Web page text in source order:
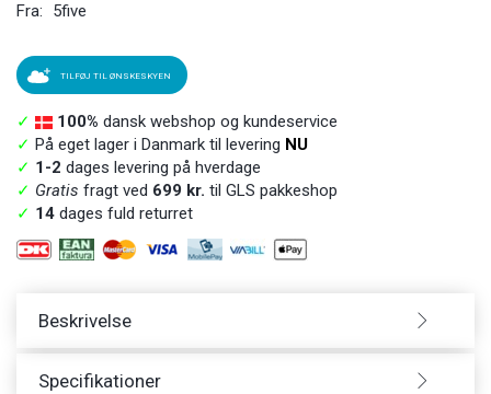
Fra: 5five
TILFØJ TIL ØNSKESKYEN
✓ 100% dansk webshop og kundeservice
✓ På eget lager i Danmark til levering NU
✓ 1-2 dages levering på hverdage
✓ Gratis fragt ved 699 kr. til GLS pakkeshop
✓ 14 dages fuld returret
Beskrivelse
Specifikationer